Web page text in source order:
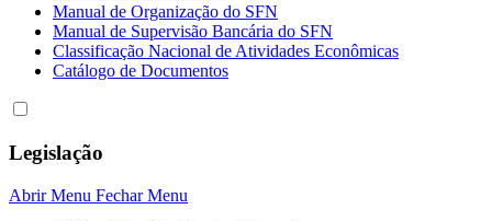
Manual de Organização do SFN
Manual de Supervisão Bancária do SFN
Classificação Nacional de Atividades Econômicas
Catálogo de Documentos
Legislação
Abrir Menu Fechar Menu